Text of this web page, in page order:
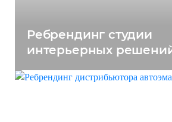
Ребрендинг студии
интерьерных